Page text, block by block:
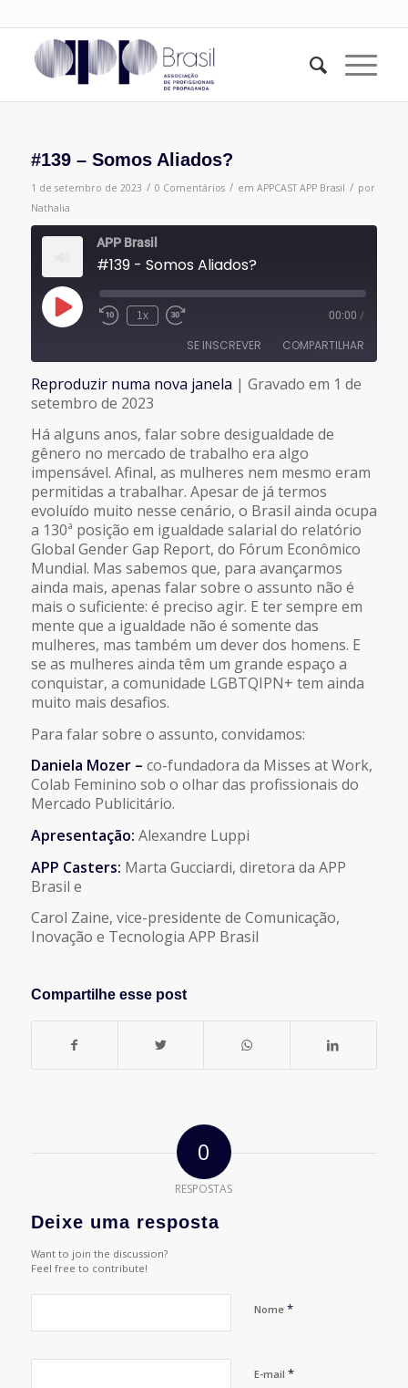
#139 – Somos Aliados?
1 de setembro de 2023 / 0 Comentários / em APPCAST APP Brasil / por
Nathalia
APP Brasil
#139 - Somos Aliados?
Reproduzir
episódio
1x 00:00 /
SE INSCREVER COMPARTILHAR
FEED RSS
COMPARTILHAR
LINK
INCORPORAR
Reproduzir numa nova janela | Gravado em 1 de
setembro de 2023
Há alguns anos, falar sobre desigualdade de
gênero no mercado de trabalho era algo
impensável. Afinal, as mulheres nem mesmo eram
permitidas a trabalhar. Apesar de já termos
evoluído muito nesse cenário, o Brasil ainda ocupa
a 130ª posição em igualdade salarial do relatório
Global Gender Gap Report, do Fórum Econômico
Mundial. Mas sabemos que, para avançarmos
ainda mais, apenas falar sobre o assunto não é
mais o suficiente: é preciso agir. E ter sempre em
mente que a igualdade não é somente das
mulheres, mas também um dever dos homens. E
se as mulheres ainda têm um grande espaço a
conquistar, a comunidade LGBTQIPN+ tem ainda
muito mais desafios.
Para falar sobre o assunto, convidamos:
Daniela Mozer – co-fundadora da Misses at Work,
Colab Feminino sob o olhar das profissionais do
Mercado Publicitário.
Apresentação: Alexandre Luppi
APP Casters: Marta Gucciardi, diretora da APP
Brasil e
Carol Zaine, vice-presidente de Comunicação,
Inovação e Tecnologia APP Brasil
Compartilhe esse post
0
RESPOSTAS
Deixe uma resposta
Want to join the discussion?
Feel free to contribute!
Nome *
E-mail *